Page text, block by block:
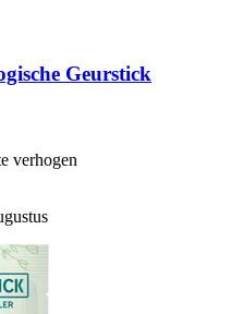
Geurstick
verhogen